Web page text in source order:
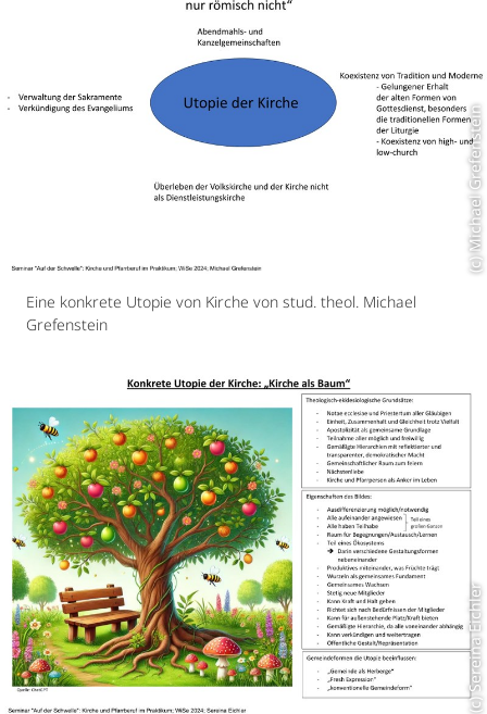
(c) Michael Grefenstein
Eine konkrete Utopie von Kirche von stud. theol. Michael
Grefenstein
(c) Sereina Eichler